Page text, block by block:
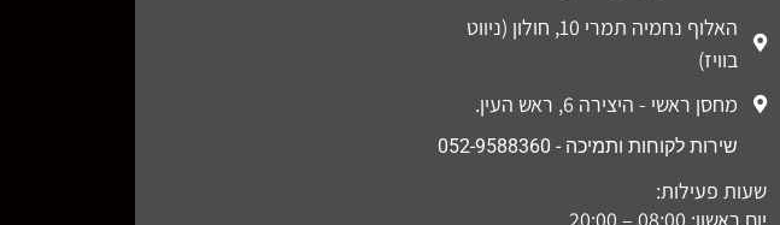
האלוף נחמיה תמרי 10, חולון (ניווט
בוויז)
מחסן ראשי - היצירה 6, ראש העין.
שירות לקוחות ותמיכה - 052-9588360
שעות פעילות: